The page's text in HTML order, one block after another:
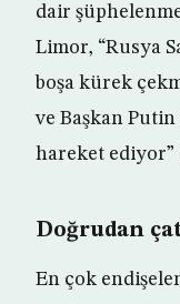
dair
Limor, “Rusya
boşa kürek
ve Başkan
hareket ediyor”
Doğrudan
En çok